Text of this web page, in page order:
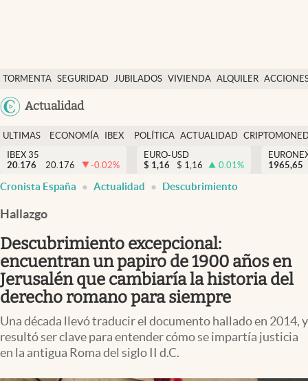
TORMENTA SEGURIDAD JUBILADOS VIVIENDA ALQUILER
USA
Actualidad
Economía y finanzas
Política
Actualidad
Criptomonedas
España
ULTIMAS
NOTICIAS
ECONOMÍA
FINANZAS
IBEX
EURO
POLÍTICA ACTUALIDAD
IBEX 35
20.176
20.176 -0.02%
EURO-USD
$ 1,16 $ 1,16 0.01%
1965,65
Cronista España Actualidad Descubrimiento
Hallazgo
Descubrimiento excepcional:
encuentran un papiro de 1900 años en
Jerusalén que cambiaría la historia del
derecho romano para siempre
Una década llevó traducir el documento hallado en 2014, y
resultó ser clave para entender cómo se impartía justicia
en la antigua Roma del siglo II d.C.